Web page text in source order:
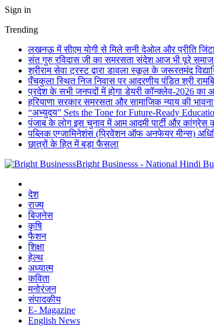
Sign in
Trending
लखनऊ में सीएम योगी से मिले सनी देओल और प्रीति
संत गुरु रविदास जी का समरसता संदेश आज भी पूरे समाज
श्रीराम सेवा ट्रस्ट द्वारा डावला स्कूल के जरूरतमंद
पँचकुला स्थित निज निवास पर आदरणीय पंडित श्री
प्रदेश के सभी जनपदों में होगा डेयरी कॉन्क्लेव-2026 का
हरियाणा सरकार समरसता और सामाजिक न्याय की
“अभ्युदय” Sets the Tone for Future-Ready
पंजाब के लोग इस चुनाव में आम आदमी पार्टी और कांग्रेस
पब्लिक एग्जामिनेशंस (प्रिवेंशन ऑफ अनफेयर मीन्स)
छात्रों के हित में बड़ा फैसला
Bright Businesss - National Hindi
देश
राज्य
बिजनेस
कृषि
फैशन
शिक्षा
हेल्थ
अध्यात्म
कविता
मनोरंजन
संपादकीय
E- Magazine
English News